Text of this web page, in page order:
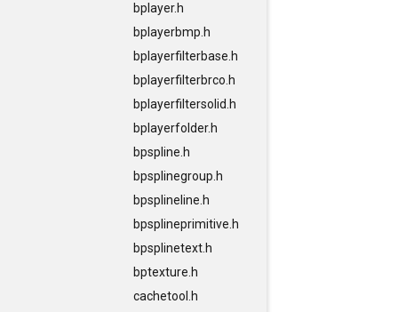
bplayer.h
bplayerbmp.h
bplayerfilterbase.h
bplayerfilterbrco.h
bplayerfiltersolid.h
bplayerfolder.h
bpspline.h
bpsplinegroup.h
bpsplineline.h
bpsplineprimitive.h
bpsplinetext.h
bptexture.h
cachetool.h